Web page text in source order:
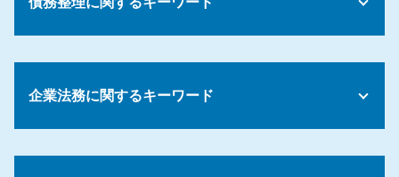
債務整理 ギャンブル
債務整理 パスポート
債務整理費用 分割
企業法務に関するキーワード
会社 解雇 条件